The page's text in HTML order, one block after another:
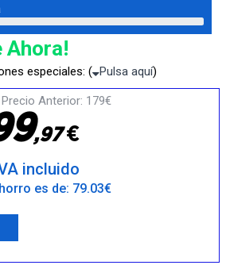
Ahora!
especiales: ( Pulsa aquí)
Precio Anterior: 179€
9,97€
incluido
es de: 79.03€